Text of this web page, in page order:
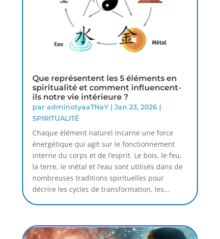
Que représentent les 5 éléments en
spiritualité et comment influencent-
ils notre vie intérieure ?
par adminotyaaTNaY| Jan 23, 2026|
SPIRITUALITÉ
Chaque élément naturel incarne une force
énergétique qui agit sur le fonctionnement
interne du corps et de l’esprit. Le bois, le feu,
la terre, le métal et l’eau sont utilisés dans de
nombreuses traditions spirituelles pour
décrire les cycles de transformation, les...